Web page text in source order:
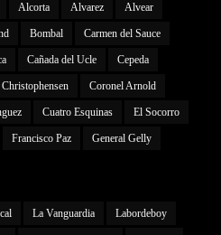
Alcorta Alvarez Alvear
Bombal Carmen del Sauce
Cañada del Ucle Cepeda
Christophensen Coronel Arnold
Cuatro Esquinas El Socorro
Francisco Paz General Gelly
La Vanguardia Labordeboy